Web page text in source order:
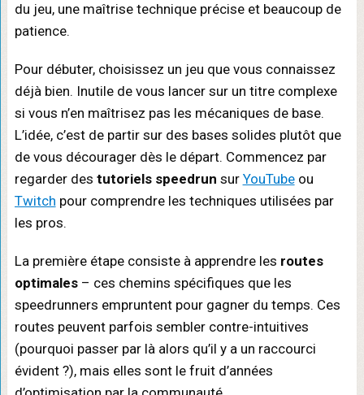
du jeu, une maîtrise technique précise et beaucoup de
patience.
Pour débuter, choisissez un jeu que vous connaissez
déjà bien. Inutile de vous lancer sur un titre complexe
si vous n’en maîtrisez pas les mécaniques de base.
L’idée, c’est de partir sur des bases solides plutôt que
de vous décourager dès le départ. Commencez par
regarder des tutoriels speedrun sur YouTubeou
Twitch pour comprendre les techniques utilisées par
les pros.
La première étape consiste à apprendre les routes
optimales– ces chemins spécifiques que les
speedrunners empruntent pour gagner du temps. Ces
routes peuvent parfois sembler contre-intuitives
(pourquoi passer par là alors qu’il y a un raccourci
évident ?), mais elles sont le fruit d’années